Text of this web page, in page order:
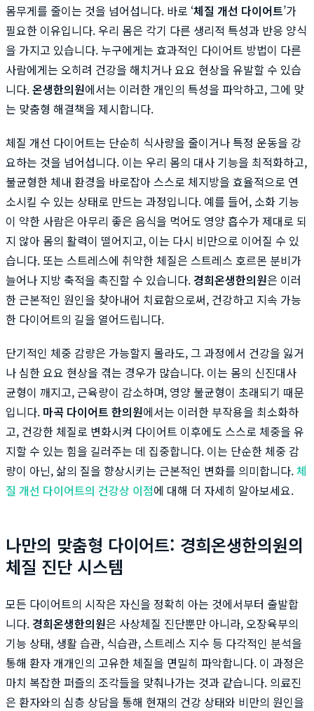
몸무게를 줄이는 것을 넘어섭니다. 바로 ‘체질 개선 다이어트’가
필요한 이유입니다. 우리 몸은 각기 다른 생리적 특성과 반응 양식
을 가지고 있습니다. 누구에게는 효과적인 다이어트 방법이 다른
사람에게는 오히려 건강을 해치거나 요요 현상을 유발할 수 있습
니다.온생한의원에서는 이러한 개인의 특성을 파악하고, 그에 맞
는 맞춤형 해결책을 제시합니다.
체질 개선 다이어트는 단순히 식사량을 줄이거나 특정 운동을 강
요하는 것을 넘어섭니다. 이는 우리 몸의 대사 기능을 최적화하고,
불균형한 체내 환경을 바로잡아 스스로 체지방을 효율적으로 연
소시킬 수 있는 상태로 만드는 과정입니다. 예를 들어, 소화 기능
이 약한 사람은 아무리 좋은 음식을 먹어도 영양 흡수가 제대로 되
지 않아 몸의 활력이 떨어지고, 이는 다시 비만으로 이어질 수 있
습니다. 또는 스트레스에 취약한 체질은 스트레스 호르몬 분비가
늘어나 지방 축적을 촉진할 수 있습니다. 경희온생한의원은 이러
한 근본적인 원인을 찾아내어 치료함으로써, 건강하고 지속 가능
한 다이어트의 길을 열어드립니다.
단기적인 체중 감량은 가능할지 몰라도, 그 과정에서 건강을 잃거
나 심한 요요 현상을 겪는 경우가 많습니다. 이는 몸의 신진대사
균형이 깨지고, 근육량이 감소하며, 영양 불균형이 초래되기 때문
입니다. 마곡 다이어트 한의원에서는 이러한 부작용을 최소화하
고, 건강한 체질로 변화시켜 다이어트 이후에도 스스로 체중을 유
지할 수 있는 힘을 길러주는 데 집중합니다. 이는 단순한 체중 감
량이 아닌, 삶의 질을 향상시키는 근본적인 변화를 의미합니다.체
질 개선 다이어트의 건강상 이점에 대해 더 자세히 알아보세요.
나만의 맞춤형 다이어트: 경희온생한의원의
체질 진단 시스템
모든 다이어트의 시작은 자신을 정확히 아는 것에서부터 출발합
니다. 경희온생한의원은 사상체질 진단뿐만 아니라, 오장육부의
기능 상태, 생활 습관, 식습관, 스트레스 지수 등 다각적인 분석을
통해 환자 개개인의 고유한 체질을 면밀히 파악합니다. 이 과정은
마치 복잡한 퍼즐의 조각들을 맞춰나가는 것과 같습니다. 의료진
은 환자와의 심층 상담을 통해 현재의 건강 상태와 비만의 원인을